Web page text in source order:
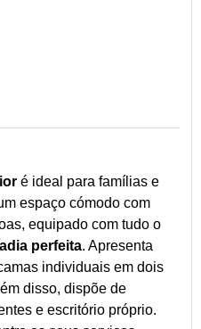
é ideal para famílias e
espaço cómodo com
equipado com tudo o
perfeita. Apresenta
individuais em dois
disso, dispõe de
e escritório próprio.